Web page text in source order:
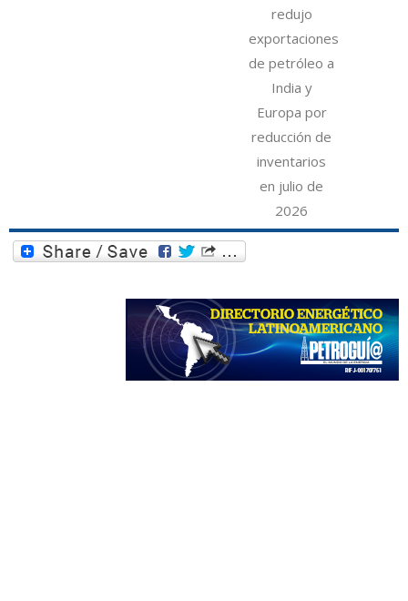
redujo
exportaciones
de petróleo a
India y
Europa por
reducción de
inventarios
en julio de
2026